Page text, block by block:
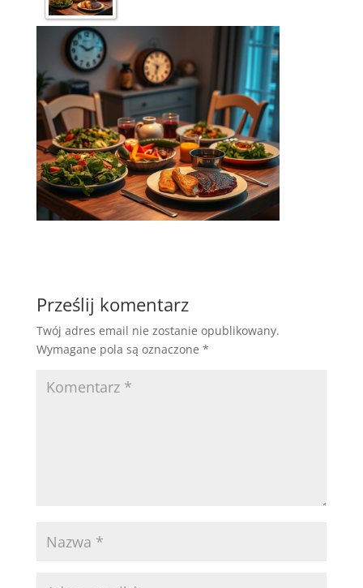
Prześlij komentarz
Twój adres email nie zostanie opublikowany.
Wymagane pola są oznaczone *